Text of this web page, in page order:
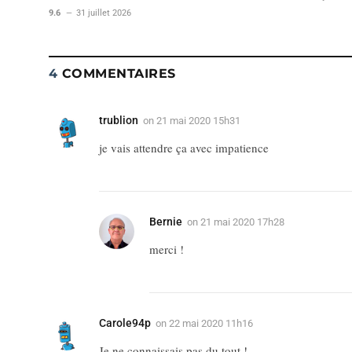
9.6 31 juillet 2026
4 COMMENTAIRES
trublion on 21 mai 2020 15h31
je vais attendre ça avec impatience
Bernie on 21 mai 2020 17h28
merci !
Carole94p on 22 mai 2020 11h16